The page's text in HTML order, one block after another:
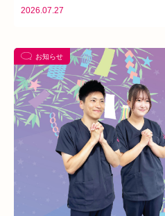
日焼け 地下街 本町
天王寺 頸椎椎間板ヘルニア
脱水症状 反り腰 湿気
イオンタウン小阪 今里
八戸ノ里駅 呼吸 玉造
2026.07.27
お知らせ